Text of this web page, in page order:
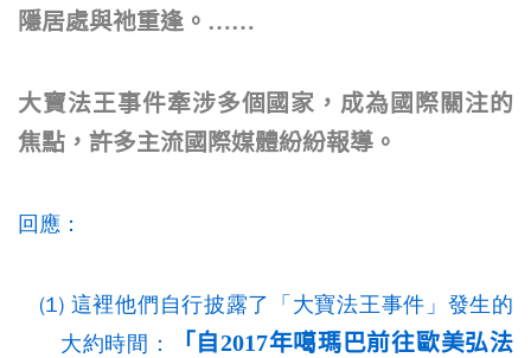
隱居處與祂重逢。……
大寶法王事件牽涉多個國家，成為國際關注的
焦點，許多主流國際媒體紛紛報導。
回應：
(1) 這裡他們自行披露了「大寶法王事件」發生的
大約時間：
「自2017年噶瑪巴前往歐美弘法